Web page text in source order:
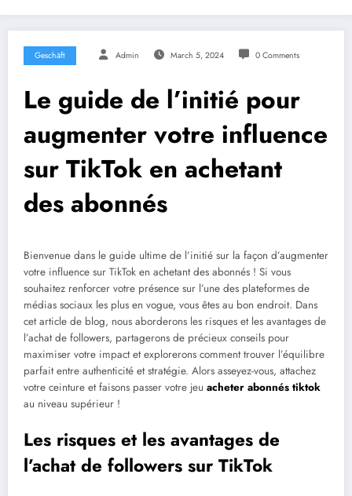
Geschäft Admin March 5, 2024 0 Comments
Le guide de l’initié pour
augmenter votre influence
sur TikTok en achetant
des abonnés
Bienvenue dans le guide ultime de l’initié sur la façon d’augmenter
votre influence sur TikTok en achetant des abonnés ! Si vous
souhaitez renforcer votre présence sur l’une des plateformes de
médias sociaux les plus en vogue, vous êtes au bon endroit. Dans
cet article de blog, nous aborderons les risques et les avantages de
l’achat de followers, partagerons de précieux conseils pour
maximiser votre impact et explorerons comment trouver l’équilibre
parfait entre authenticité et stratégie. Alors asseyez-vous, attachez
votre ceinture et faisons passer votre jeu acheter abonnés tiktok
au niveau supérieur !
Les risques et les avantages de
l’achat de followers sur TikTok